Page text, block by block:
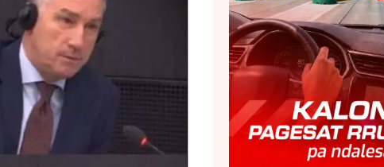
KONAKU
KU E KISHIM FJALEN
LIGJERATE FETARE
PARADITE ME NE
PIKËPAMJE
RECETA E DITES